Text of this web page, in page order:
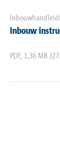
Inbouw
PDF, 1,36 MB